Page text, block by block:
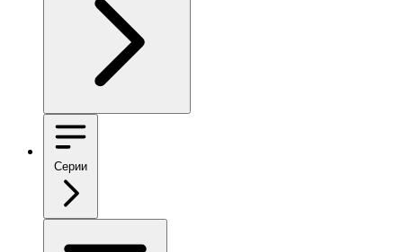
Серии